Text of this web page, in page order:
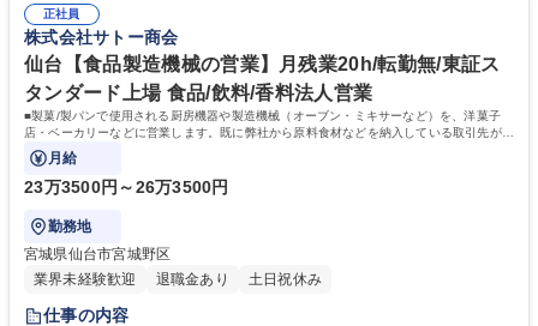
す。 募集職種 【仙台/技術支援】東証スタンダード上場/完全週休二日制/土
日祝休/福利厚生充実
研修に参加する為に宿泊を伴う出張が可能なこと ・SNSを活用した情報
発信及び収集に関する理解度が高いこと【働きやすさ】月残業は5～10時
間程度でワークライフバランス◎フラットな職場環境で常にアットホーム
な雰囲気に包まれており、部署間でのコミュニケーション体制も整備され
ています。 学歴・資格 学歴：大学院 大学 高専 短大 専修学校 高校 語学
力： 資格：第一種運転免許普通自動車
正社員
株式会社サトー商会
仙台【食品製造機械の営業】月残業20h/転勤無/東証ス
タンダード上場 食品/飲料/香料法人営業
■製菓/製パンで使用される厨房機器や製造機械（オーブン・ミキサーなど）を、洋菓子
店・ベーカリーなどに営業します。既に弊社から原料食材などを納入している取引先がメ
インとなります。
月給
23万3500円～26万3500円
勤務地
宮城県仙台市宮城野区
業界未経験歓迎
退職金あり 土日祝休み
仕事の内容